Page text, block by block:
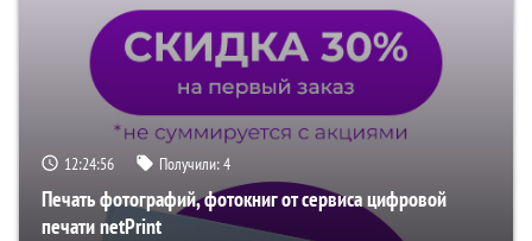
12:24:55 Получили:4
Печать фотографий, фотокниг от сервиса цифровой
печати netPrint